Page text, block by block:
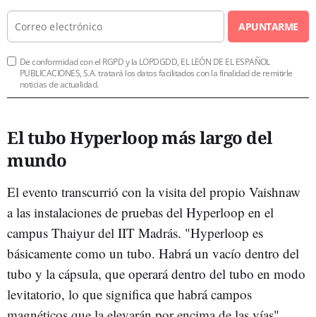
APUNTARME
De conformidad con el RGPD y la LOPDGDD, EL LEÓN DE EL ESPAÑOL
PUBLICACIONES, S.A. tratará los datos facilitados con la finalidad de remitirle
noticias de actualidad.
El tubo Hyperloop más largo del
mundo
El evento transcurrió con la visita del propio Vaishnaw
a las instalaciones de pruebas del Hyperloop en el
campus Thaiyur del IIT Madrás. "Hyperloop es
básicamente como un tubo. Habrá un vacío dentro del
tubo y la cápsula, que operará dentro del tubo en modo
levitatorio, lo que significa que habrá campos